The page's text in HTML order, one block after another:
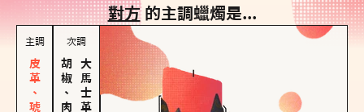
對方的主調蠟燭是...
主調 次調
胡椒、肉桂